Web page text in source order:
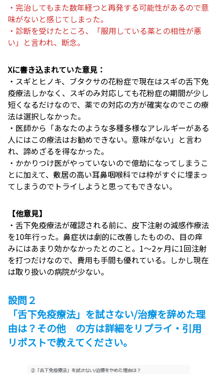
・完治してもまた数年経つと再発する可能性があるので意
味がないと感じてしまった。
・診断を受けたところ、「服用している薬との相性が悪
い」と言われ、断念。
Xに書き込まれていた意見：
・スギとヒノキ、ブタクサの花粉症で現在はスギの舌下免
疫療法しかなく、スギのみ対応しても花粉症の期間が少し
短くなるだけなので、薬での対応の方が確実なのでこの療
法は選択しなかった。
・医師から「あなたのような多種多様なアレルギーがある
人にはこの療法はお勧めできない。意味がない」と言わ
れ、諦めざるを得なかった。
・かかりつけ医がやっていないので億劫になってしまうこ
とに加えて、敷居の高い耳鼻咽喉科では枠がすぐに埋まっ
てしまうのでトライしようと思ってもできない。
【他意見】
・舌下免疫療法が確認される前に、皮下注射の減感作療法
を10年行った。鼻症状は劇的に改善したものの、目の痒
みにはあまり効かなかったとのこと。1〜2ヶ月に1回注射
を打つだけなので、費用も手間も優れている。しかし現在
は取り扱いの病院が少ない。
設問２
「舌下免疫療法」を試さない/治療を辞めた理
由は？その他 の方は詳細をリプライ・引用
リポストで教えてください。